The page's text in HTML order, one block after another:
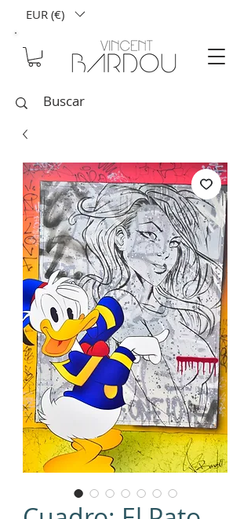
EUR (€)